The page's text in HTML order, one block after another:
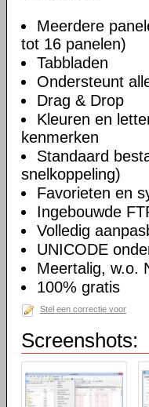
Meerdere
tot 16 panelen)
Tabbladen
Ondersteunt
Drag & Drop
Kleuren en
kenmerken
Standaard
snelkoppeling)
Favorieten en
Ingebouwde
Volledig
UNICODE
Meertalig, w.o.
100% gratis
Stel een correctie voor
Screenshots: